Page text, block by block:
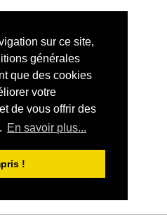
sur ce site,
générales
que des cookies
votre
de vous offrir des
En savoir plus...
!